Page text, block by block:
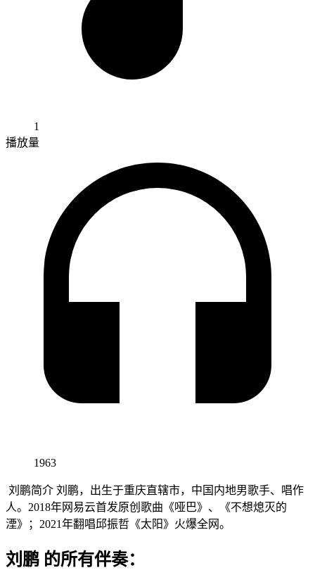
1
播放量
1963
刘鹏简介 刘鹏，出生于重庆直辖市，中国内地男歌手、唱作
人。2018年网易云首发原创歌曲《哑巴》、《不想熄灭的
湮》；2021年翻唱邱振哲《太阳》火爆全网。
刘鹏 的所有伴奏：